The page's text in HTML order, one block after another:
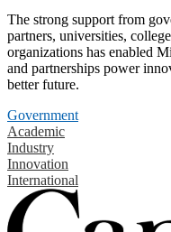
The strong support from
partners, universities,
organizations has enabled
and partnerships power
better future.
Government
Academic
Industry
Innovation
International